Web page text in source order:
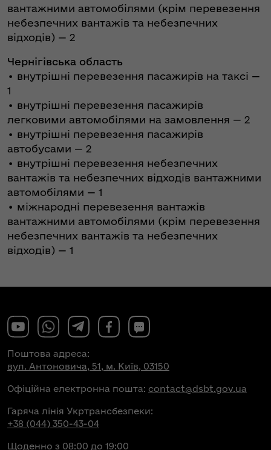
вантажними автомобілями (крім перевезення
небезпечних вантажів та небезпечних
відходів) — 2
Чернігівська область
• внутрішні перевезення пасажирів на таксі —
1
• внутрішні перевезення пасажирів
легковими автомобілями на замовлення — 2
• внутрішні перевезення пасажирів
автобусами — 2
• внутрішні перевезення небезпечних
вантажів та небезпечних відходів вантажними
автомобілями — 1
• міжнародні перевезення вантажів
вантажними автомобілями (крім перевезення
небезпечних вантажів та небезпечних
відходів) — 1
Поштова адреса:
вул. Антоновича, 51, м. Київ, 03150
Офіційна електронна пошта: contact@dsbt.gov.ua
Гаряча лінія Укртрансбезпеки:
+38 (044) 350-43-04
Щоденно з 08:00 до 19:00